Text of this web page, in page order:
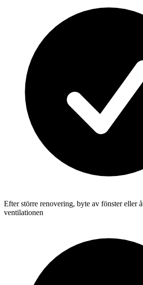
Efter större renovering, byte av fönster eller
ventilationen